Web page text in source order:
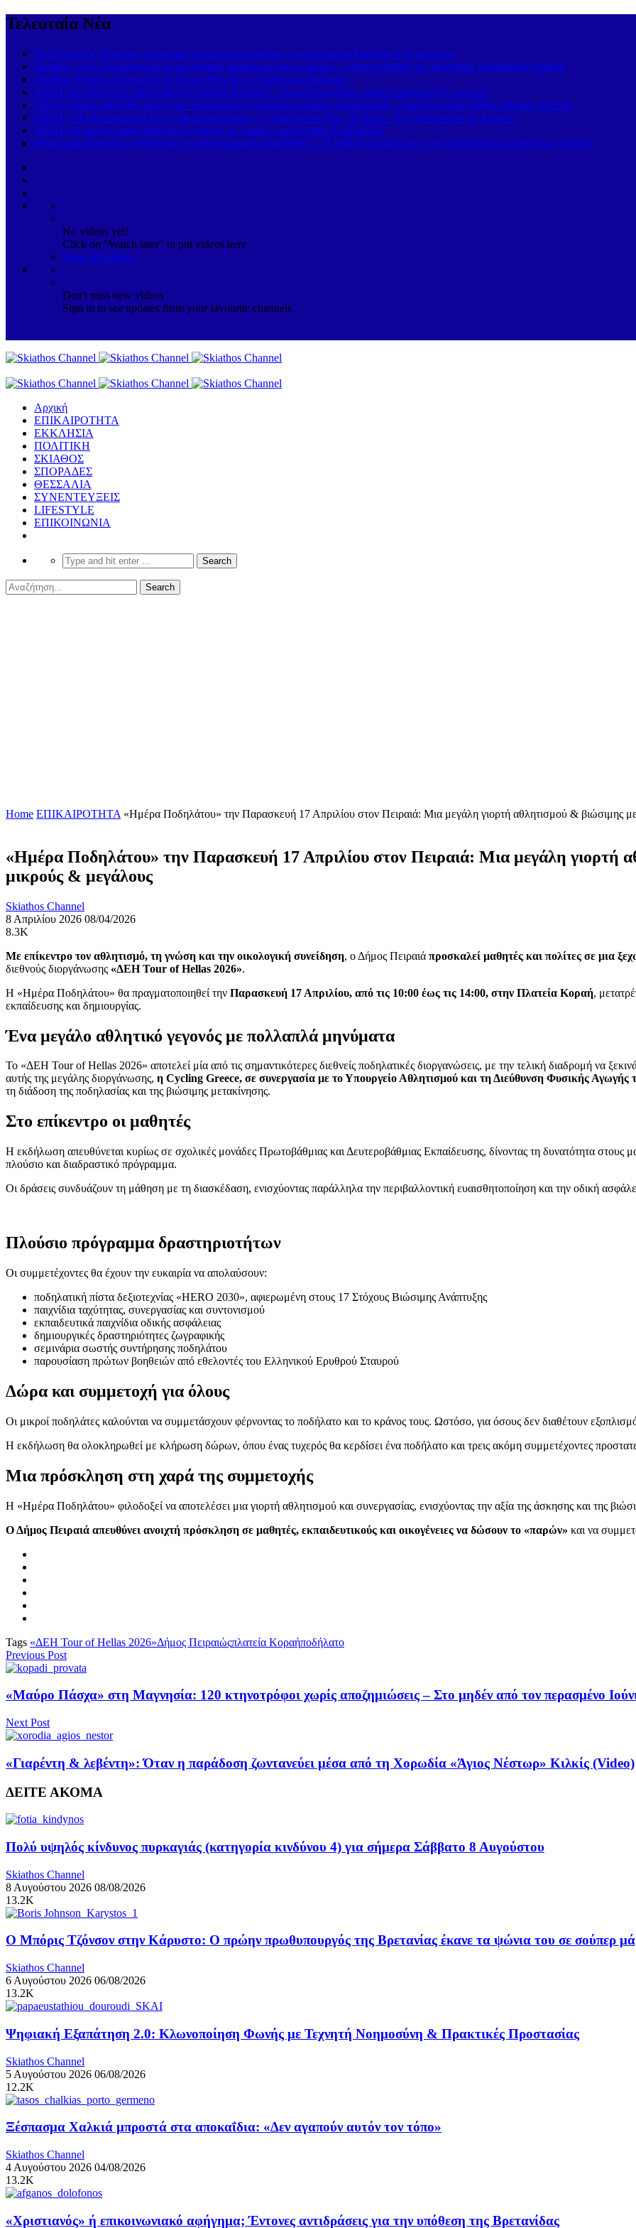
Τελευταία Νέα
Πολύ υψηλός κίνδυνος πυρκαγιάς (κατηγορία κινδύνου 4) για σήμερα Σάββατο 8 Αυγούστου
Σκιάθος: «Με ξυλοκόπησαν & με άφησαν αιμόφυρτο στον δρόμο» – Άγριος καβγάς με λοστάρια, μαχαίρια & σφυριά
Σκιάθος: Έφυγε από τη ζωή σε ηλικία 93 ετών ο Απόστολος Κουκιάς
ΝΙΚΗ για ηλεκτρική διασύνδεση Ελλάδας-Κύπρου: «Χωρίς αποτροπή, καμία συμφωνία δεν αρκεί»
ΝΙΚΗ: Πάνω από 500 εκατ. ευρώ σε μισθώσεις εναέριων μέσων πυρόσβεσης – Γιατί δεν αποκτήθηκε εθνικός στόλος;
ΝΙΚΗ: «Η εθνική άμυνα δεν είναι γιουσουρούμ, κ. Μητσοτάκη & κ. Δένδια» – Στο στόχαστρο τα Apache
ΝΙΚΗ: Οι στάχτες αποκαλύπτουν ευθύνες & «καίνε» κυβέρνηση & ΔΕΔΔΗΕ
Φάμπρικα απευθείας αναθέσεων τα προγράμματα antiNERO – Η ΝΙΚΗ καταγγέλλει την κυβερνητική πολιτική για τα δάση
No videos yet!
Click on "Watch later" to put videos here
View all videos
Don't miss new videos
Sign in to see updates from your favourite channels
Αρχική
ΕΠΙΚΑΙΡΟΤΗΤΑ
ΕΚΚΛΗΣΙΑ
ΠΟΛΙΤΙΚΗ
ΣΚΙΑΘΟΣ
ΣΠΟΡΑΔΕΣ
ΘΕΣΣΑΛΙΑ
ΣΥΝΕΝΤΕΥΞΕΙΣ
LIFESTYLE
ΕΠΙΚΟΙΝΩΝΙΑ
Home ΕΠΙΚΑΙΡΟΤΗΤΑ «Ημέρα Ποδηλάτου» την Παρασκευή 17 Απριλίου στον Πειραιά: Μια μεγάλη γιορτή αθλητισμού & βιώσιμης
«Ημέρα Ποδηλάτου» την Παρασκευή 17 Απριλίου στον Πειραιά: Μια μεγάλη γιορτή
μικρούς & μεγάλους
Skiathos Channel
8 Απριλίου 2026 08/04/2026
8.3K
Με επίκεντρο τον αθλητισμό, τη γνώση και την οικολογική συνείδηση, ο Δήμος Πειραιά προσκαλεί μαθητές και πολίτες σε μια
διεθνούς διοργάνωσης «ΔΕΗ Tour of Hellas 2026».
Η «Ημέρα Ποδηλάτου» θα πραγματοποιηθεί την Παρασκευή 17 Απριλίου, από τις 10:00 έως τις 14:00, στην Πλατεία Κοραή,
εκπαίδευσης και δημιουργίας.
Ένα μεγάλο αθλητικό γεγονός με πολλαπλά μηνύματα
Το «ΔΕΗ Tour of Hellas 2026» αποτελεί μία από τις σημαντικότερες διεθνείς ποδηλατικές διοργανώσεις, με την τελική διαδρομή να
αυτής της μεγάλης διοργάνωσης, η Cycling Greece, σε συνεργασία με το Υπουργείο Αθλητισμού και τη Διεύθυνση Φυσικής Αγωγής
τη διάδοση της ποδηλασίας και της βιώσιμης μετακίνησης.
Στο επίκεντρο οι μαθητές
Η εκδήλωση απευθύνεται κυρίως σε σχολικές μονάδες Πρωτοβάθμιας και Δευτεροβάθμιας Εκπαίδευσης, δίνοντας τη δυνατότητα στους
πλούσιο και διαδραστικό πρόγραμμα.
Οι δράσεις συνδυάζουν τη μάθηση με τη διασκέδαση, ενισχύοντας παράλληλα την περιβαλλοντική ευαισθητοποίηση και την οδική
Πλούσιο πρόγραμμα δραστηριοτήτων
Οι συμμετέχοντες θα έχουν την ευκαιρία να απολαύσουν:
ποδηλατική πίστα δεξιοτεχνίας «HERO 2030», αφιερωμένη στους 17 Στόχους Βιώσιμης Ανάπτυξης
παιχνίδια ταχύτητας, συνεργασίας και συντονισμού
εκπαιδευτικά παιχνίδια οδικής ασφάλειας
δημιουργικές δραστηριότητες ζωγραφικής
σεμινάρια σωστής συντήρησης ποδηλάτου
παρουσίαση πρώτων βοηθειών από εθελοντές του Ελληνικού Ερυθρού Σταυρού
Δώρα και συμμετοχή για όλους
Οι μικροί ποδηλάτες καλούνται να συμμετάσχουν φέρνοντας το ποδήλατο και το κράνος τους. Ωστόσο, για όσους δεν διαθέτουν
Η εκδήλωση θα ολοκληρωθεί με κλήρωση δώρων, όπου ένας τυχερός θα κερδίσει ένα ποδήλατο και τρεις ακόμη συμμετέχοντες
Μια πρόσκληση στη χαρά της συμμετοχής
Η «Ημέρα Ποδηλάτου» φιλοδοξεί να αποτελέσει μια γιορτή αθλητισμού και συνεργασίας, ενισχύοντας την αξία της άσκησης και της
Ο Δήμος Πειραιά απευθύνει ανοιχτή πρόσκληση σε μαθητές, εκπαιδευτικούς και οικογένειες να δώσουν το «παρών» και να
Tags «ΔΕΗ Tour of Hellas 2026»Δήμος Πειραιώςπλατεία Κοραήποδήλατο
Previous Post
«Μαύρο Πάσχα» στη Μαγνησία: 120 κτηνοτρόφοι χωρίς αποζημιώσεις – Στο μηδέν από τον περασμένο
Next Post
«Γιαρέντη & λεβέντη»: Όταν η παράδοση ζωντανεύει μέσα από τη Χορωδία «Άγιος Νέστωρ» Κιλκίς (Video)
ΔΕΙΤΕ ΑΚΟΜΑ
Πολύ υψηλός κίνδυνος πυρκαγιάς (κατηγορία κινδύνου 4) για σήμερα Σάββατο 8 Αυγούστου
Skiathos Channel
8 Αυγούστου 2026 08/08/2026
13.2K
Ο Μπόρις Τζόνσον στην Κάρυστο: Ο πρώην πρωθυπουργός της Βρετανίας έκανε τα ψώνια του σε σούπερ
Skiathos Channel
6 Αυγούστου 2026 06/08/2026
13.2K
Ψηφιακή Εξαπάτηση 2.0: Κλωνοποίηση Φωνής με Τεχνητή Νοημοσύνη & Πρακτικές Προστασίας
Skiathos Channel
5 Αυγούστου 2026 06/08/2026
12.2K
Ξέσπασμα Χαλκιά μπροστά στα αποκαΐδια: «Δεν αγαπούν αυτόν τον τόπο»
Skiathos Channel
4 Αυγούστου 2026 04/08/2026
13.2K
«Χριστιανός» ή επικοινωνιακό αφήγημα; Έντονες αντιδράσεις για την υπόθεση της Βρετανίδας